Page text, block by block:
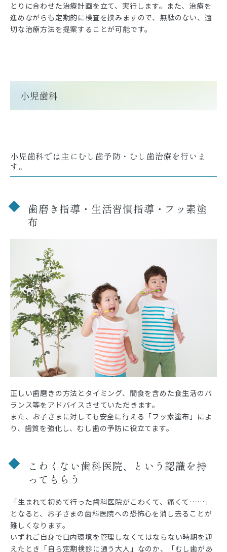
とりに合わせた治療計画を立て、実行します。また、治療を
進めながらも定期的に検査を挟みますので、無駄のない、適
切な治療方法を提案することが可能です。
小児歯科
小児歯科では主にむし歯予防・むし歯治療を行いま
す。
歯磨き指導・生活習慣指導・フッ素塗
布
正しい歯磨きの方法とタイミング、間食を含めた食生活のバ
ランス等をアドバイスさせていただきます。
また、お子さまに対しても安全に行える「フッ素塗布」によ
り、歯質を強化し、むし歯の予防に役立てます。
こわくない歯科医院、という認識を持
ってもらう
「生まれて初めて行った歯科医院がこわくて、痛くて……」
となると、お子さまの歯科医院への恐怖心を消し去ることが
難しくなります。
いずれご自身で口内環境を管理しなくてはならない時期を迎
えたとき「自ら定期検診に通う大人」なのか、「むし歯があ